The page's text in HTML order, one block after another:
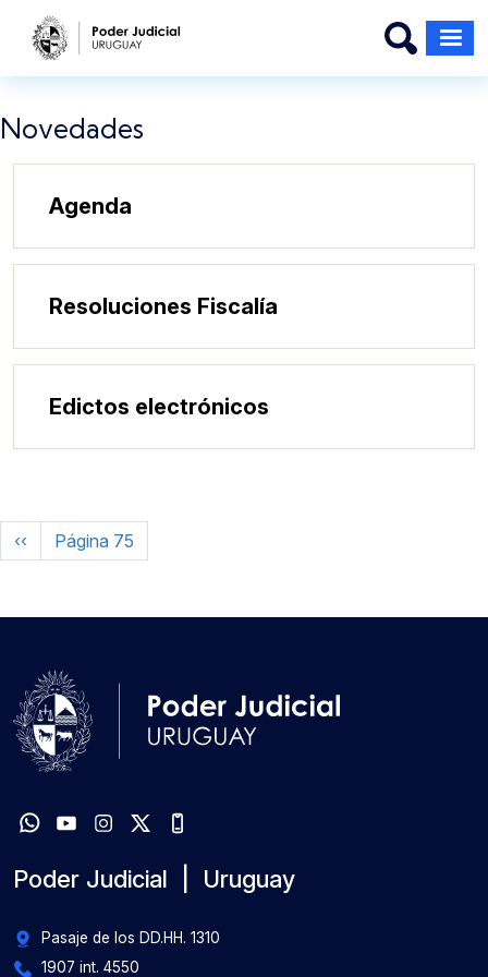
Pasar al contenido principal
Novedades
Agenda
Resoluciones Fiscalía
Edictos electrónicos
Paginación
Página anterior
‹‹ Página 75
Poder Judicial | Uruguay
Pasaje de los DD.HH. 1310
1907 int. 4550